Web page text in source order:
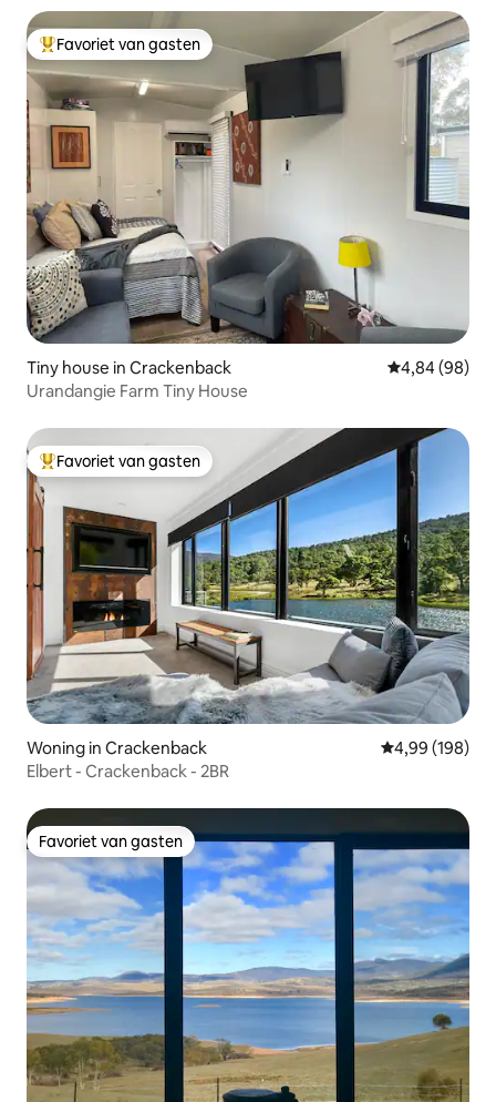
Topfavoriet van gasten
Favoriet van gasten
Tiny house in Crackenback Gemiddelde
4,84 (98)
Urandangie Farm Tiny House
Topfavoriet van gasten
Favoriet van gasten
Woning in Crackenback Gemiddelde
4,99 (198)
Elbert - Crackenback - 2BR
Favoriet van gasten
Favoriet van gasten